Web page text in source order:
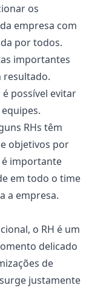
os
empresa com
por todos.
importantes
resultado.
possível evitar
RHs têm
e objetivos por
é importante
em todo o time
a empresa.
o RH é um
delicado
de
justamente